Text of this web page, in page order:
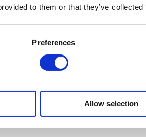
to them or that they’ve
Preferences
Allow selection